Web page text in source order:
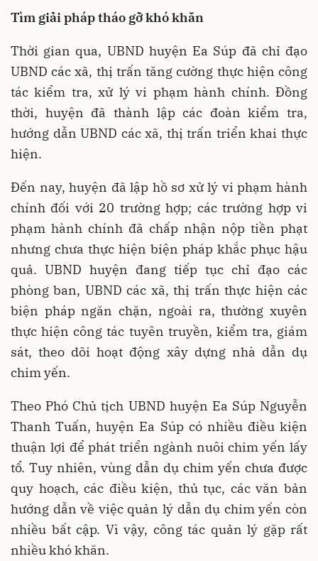
Tìm giải pháp tháo gỡ khó khăn
Thời gian qua, UBND huyện Ea Súp đã chỉ đạo
UBND các xã, thị trấn tăng cường thực hiện công
tác kiểm tra, xử lý vi phạm hành chính. Đồng
thời, huyện đã thành lập các đoàn kiểm tra,
hướng dẫn UBND các xã, thị trấn triển khai thực
hiện.
Đến nay, huyện đã lập hồ sơ xử lý vi phạm hành
chính đối với 20 trường hợp; các trường hợp vi
phạm hành chính đã chấp nhận nộp tiền phạt
nhưng chưa thực hiện biện pháp khắc phục hậu
quả. UBND huyện đang tiếp tục chỉ đạo các
phòng ban, UBND các xã, thị trấn thực hiện các
biện pháp ngăn chặn, ngoài ra, thường xuyên
thực hiện công tác tuyên truyền, kiểm tra, giám
sát, theo dõi hoạt động xây dựng nhà dẫn dụ
chim yến.
Theo Phó Chủ tịch UBND huyện Ea Súp Nguyễn
Thanh Tuấn, huyện Ea Súp có nhiều điều kiện
thuận lợi để phát triển ngành nuôi chim yến lấy
tổ. Tuy nhiên, vùng dẫn dụ chim yến chưa được
quy hoạch, các điều kiện, thủ tục, các văn bản
hướng dẫn về việc quản lý dẫn dụ chim yến còn
nhiều bất cập. Vì vậy, công tác quản lý gặp rất
nhiều khó khăn.